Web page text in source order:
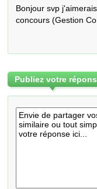
Bonjour svp
concours (Gestion
Publiez votre